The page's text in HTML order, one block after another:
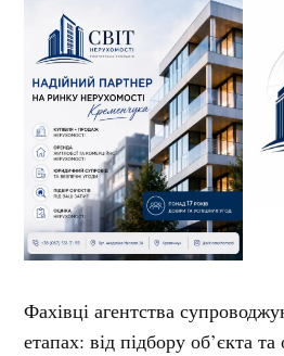
Фахівці агентства
етапах: від підбору об’єкта та